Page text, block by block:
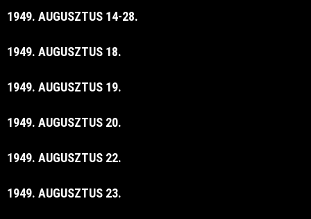
1949. AUGUSZTUS 14-28.
1949. AUGUSZTUS 18.
1949. AUGUSZTUS 19.
1949. AUGUSZTUS 20.
1949. AUGUSZTUS 22.
1949. AUGUSZTUS 23.